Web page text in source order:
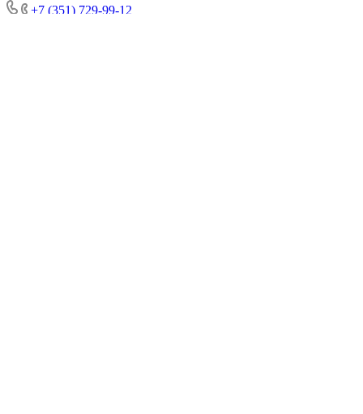
+7 (351) 729-99-12